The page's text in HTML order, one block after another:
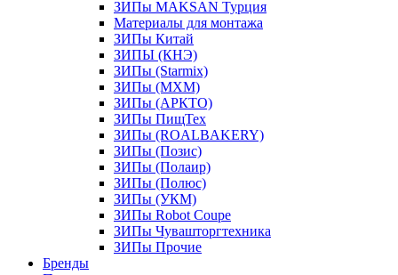
ЗИПы MAKSAN Турция
Материалы для монтажа
ЗИПы Китай
ЗИПЫ (КНЭ)
ЗИПы (Starmix)
ЗИПы (МХМ)
ЗИПы (АРКТО)
ЗИПы ПищТех
ЗИПы (ROALBAKERY)
ЗИПы (Позис)
ЗИПы (Полаир)
ЗИПы (Полюс)
ЗИПы (УКМ)
ЗИПы Robot Coupe
ЗИПы Чувашторгтехника
ЗИПы Прочие
Бренды